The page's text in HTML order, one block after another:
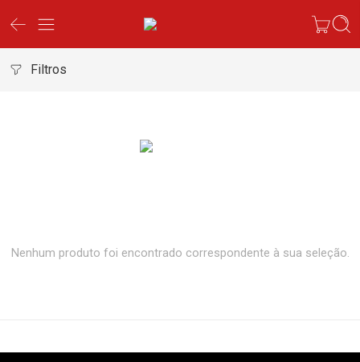
Filtros
Nenhum produto foi encontrado correspondente à sua seleção.